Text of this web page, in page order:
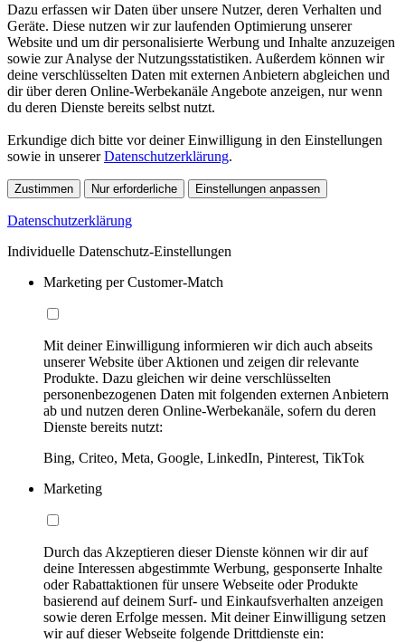
Dazu erfassen wir Daten über unsere Nutzer, deren Verhalten und
Geräte. Diese nutzen wir zur laufenden Optimierung unserer
Website und um dir personalisierte Werbung und Inhalte anzuzeigen
sowie zur Analyse der Nutzungsstatistiken. Außerdem können wir
deine verschlüsselten Daten mit externen Anbietern abgleichen und
dir über deren Online-Werbekanäle Angebote anzeigen, nur wenn
du deren Dienste bereits selbst nutzt.
Erkundige dich bitte vor deiner Einwilligung in den Einstellungen
sowie in unsererDatenschutzerklärung.
Zustimmen Nur erforderliche Einstellungen anpassen
Datenschutzerklärung
Individuelle Datenschutz-Einstellungen
Marketing per Customer-Match
Mit deiner Einwilligung informieren wir dich auch abseits
unserer Website über Aktionen und zeigen dir relevante
Produkte. Dazu gleichen wir deine verschlüsselten
personenbezogenen Daten mit folgenden externen Anbietern
ab und nutzen deren Online-Werbekanäle, sofern du deren
Dienste bereits nutzt:
Bing, Criteo, Meta, Google, LinkedIn, Pinterest, TikTok
Marketing
Durch das Akzeptieren dieser Dienste können wir dir auf
deine Interessen abgestimmte Werbung, gesponserte Inhalte
oder Rabattaktionen für unsere Webseite oder Produkte
basierend auf deinem Surf- und Einkaufsverhalten anzeigen
sowie deren Erfolge messen. Mit deiner Einwilligung setzen
wir auf dieser Webseite folgende Drittdienste ein: